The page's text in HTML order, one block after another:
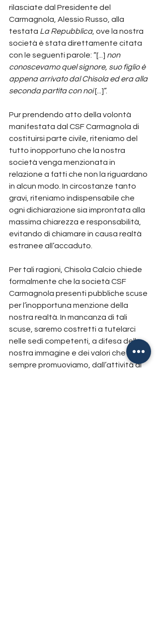
rilasciate dal Presidente del
Carmagnola, Alessio Russo, alla
testata La Repubblica, ove la nostra
società è stata direttamente citata
con le seguenti parole: “[...] non
conoscevamo quel signore, suo figlio è
appena arrivato dal Chisola ed era alla
seconda partita con noi [...]”.
Pur prendendo atto della volontà
manifestata dal CSF Carmagnola di
costituirsi parte civile, riteniamo del
tutto inopportuno che la nostra
società venga menzionata in
relazione a fatti che non la riguardano
in alcun modo. In circostanze tanto
gravi, riteniamo indispensabile che
ogni dichiarazione sia improntata alla
massima chiarezza e responsabilità,
evitando di chiamare in causa realtà
estranee all’accaduto.
Per tali ragioni, Chisola Calcio chiede
formalmente che la società CSF
Carmagnola presenti pubbliche scuse
per l’inopportuna menzione della
nostra realtà. In mancanza di tali
scuse, saremo costretti a tutelarci
nelle sedi competenti, a difesa della
nostra immagine e dei valori che da
sempre promuoviamo, dall’attività di